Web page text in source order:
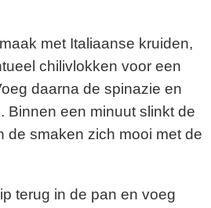
met Italiaanse kruiden,
chilivlokken voor een
daarna de spinazie en
Binnen een minuut slinkt de
de smaken zich mooi met de
terug in de pan en voeg